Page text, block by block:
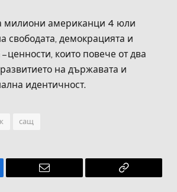
милиони американци 4 юли
свободата, демокрацията и
ценности, които повече от два
на държавата и
идентичност.
сащ
Имейл
Копирай